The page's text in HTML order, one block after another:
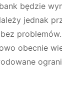
będzie
jednak
obecnie